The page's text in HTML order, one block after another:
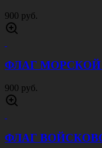
900 руб.
ФЛАГ МОРСКОЙ
900 руб.
ФЛАГ